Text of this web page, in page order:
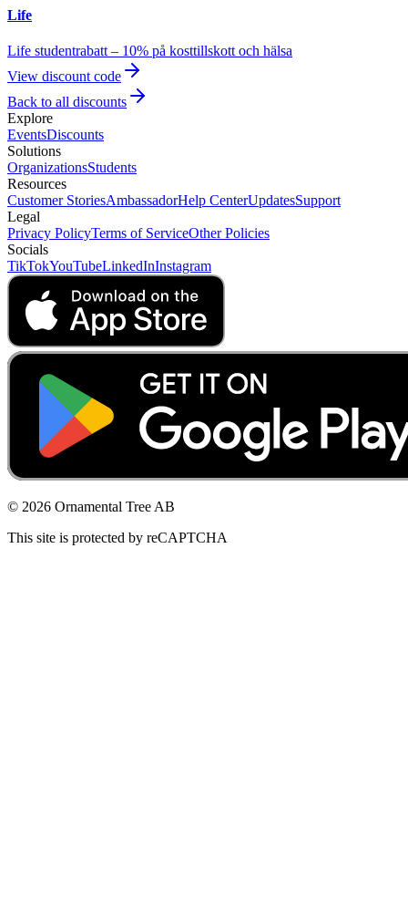
Life
Life studentrabatt – 10% på kosttillskott och hälsa
View discount code
Back to all discounts
Explore
EventsDiscounts
Solutions
OrganizationsStudents
Resources
Customer StoriesAmbassadorHelp CenterUpdatesSupport
Legal
Privacy PolicyTerms of ServiceOther Policies
Socials
TikTokYouTubeLinkedInInstagram
© 2026 Ornamental Tree AB
This site is protected by reCAPTCHA